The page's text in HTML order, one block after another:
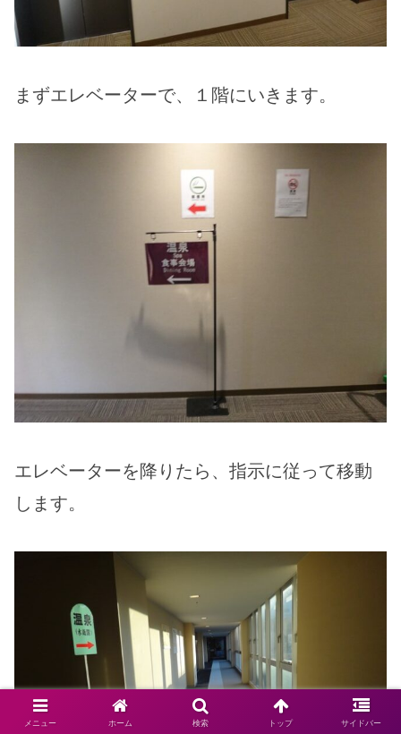
まずエレベーターで、１階にいきます。
エレベーターを降りたら、指示に従って移動
します。
メニュー ホーム 検索 トップ サイドバー